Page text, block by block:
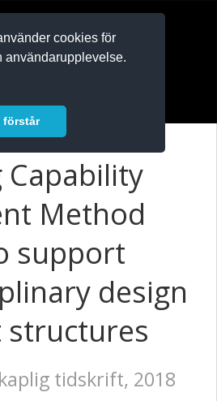
cookies för
användarupplevelse.
förstår
Capability
Method
support
design
tidskrift, 2018